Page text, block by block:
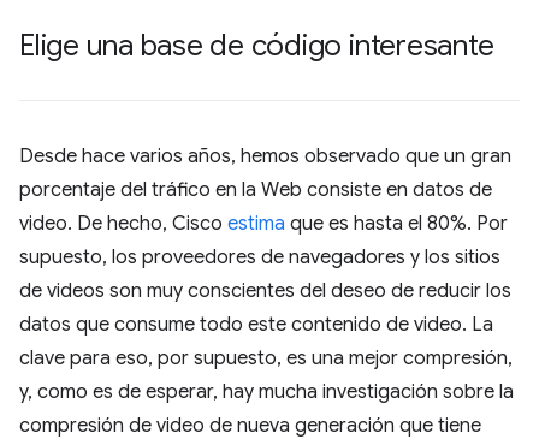
Elige una base de código interesante
Desde hace varios años, hemos observado que un gran
porcentaje del tráfico en la Web consiste en datos de
video. De hecho, Cisco estima que es hasta el 80%. Por
supuesto, los proveedores de navegadores y los sitios
de videos son muy conscientes del deseo de reducir los
datos que consume todo este contenido de video. La
clave para eso, por supuesto, es una mejor compresión,
y, como es de esperar, hay mucha investigación sobre la
compresión de video de nueva generación que tiene